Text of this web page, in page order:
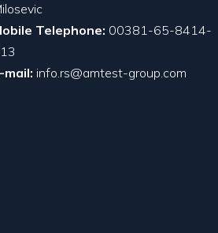
Telephone: 00381-65-8414-
mail: info.rs@amtest-group.com